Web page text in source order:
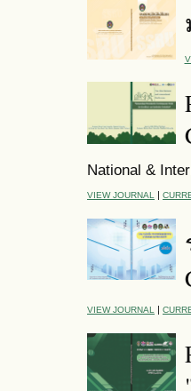
National &
VIEW JOURNAL
VIEW JOURNAL |